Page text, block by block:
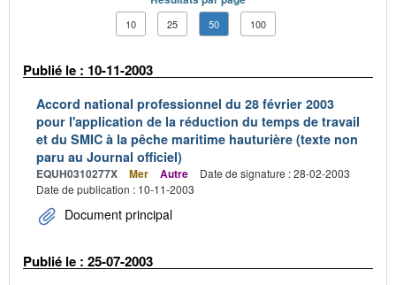
10 25 50 100
Publié le : 10-11-2003
Accord national professionnel du 28 février 2003
pour l'application de la réduction du temps de travail
et du SMIC à la pêche maritime hauturière (texte non
paru au Journal officiel)
EQUH0310277X Mer Autre
Date de signature : 28-02-2003
Date de publication : 10-11-2003
Document principal
Publié le : 25-07-2003